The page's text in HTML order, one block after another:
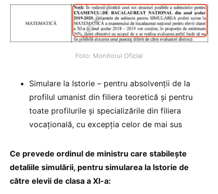
Foto: Monitorul Oficial
Simulare la Istorie – pentru absolvenții de la
profilul umanist din filiera teoretică și pentru
toate profilurile și specializările din filiera
vocațională, cu excepția celor de mai sus
Ce prevede ordinul de ministru care stabilește
detaliile simulării, pentru simularea la Istorie de
către elevii de clasa a XI-a: